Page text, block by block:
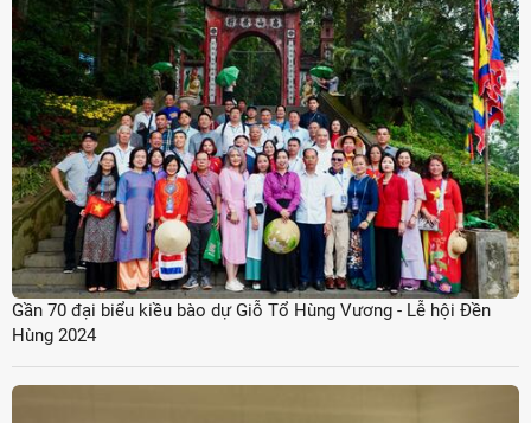
Gần 70 đại biểu kiều bào dự Giỗ Tổ Hùng Vương - Lễ hội Đền
Hùng 2024